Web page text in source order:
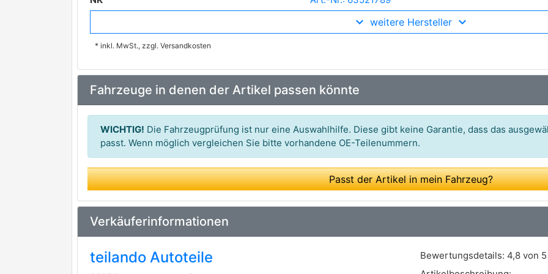
Art.-Nr.: MJ80036
ASHIKA
Magnum Technology Art.-Nr.: AG8003MT
KAVO PARTS Art.-Nr.: SSA-8506
KRAFT AUTOMOTIVE Art.-Nr.: 4017040
MAGNETI MARELLI premium Marke Art.-Nr.: 354715070000
BREMSI Art.-Nr.: SA1652
KYB premium Marke Art.-Nr.: 343247
OPTIMAL
FEBEST Art.-Nr.: 0707G-001R
GH
weitere Hersteller
* inkl. MwSt., zzgl. Versandkosten
Fahrzeuge in denen der Artikel passen könnte
WICHTIG! Die Fahrzeugprüfung ist nur eine Auswahlhilfe. Diese gibt keine Garantie, dass das
passt. Wenn möglich vergleichen Sie bitte vorhandene OE-Teilenummern.
Passt der Artikel in mein Fahrzeug?
Verkäuferinformationen
teilando Autoteile Bewertungsdetails: 4,8 von 5